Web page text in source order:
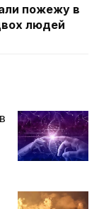
пожежу в
людей